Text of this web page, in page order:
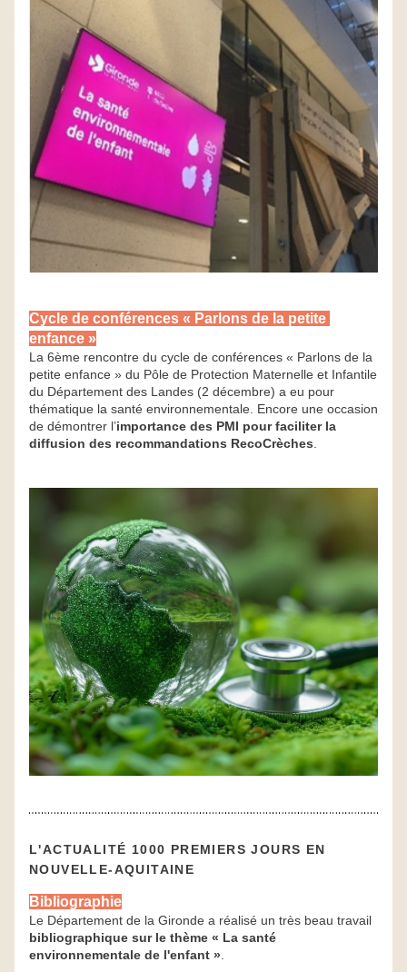
Cycle de conférences « Parlons de la petite
enfance »
La 6ème rencontre du cycle de conférences « Parlons de la
petite enfance » du Pôle de Protection Maternelle et Infantile
du Département des Landes (2 décembre) a eu pour
thématique la santé environnementale. Encore une occasion
de démontrer l’importance des PMI pour faciliter la
diffusion des recommandations RecoCrèches
L'ACTUALITÉ 1000 PREMIERS JOURS EN
NOUVELLE-AQUITAINE
Bibliographie
bibliographique sur le thème « La santé
environnementale de l'enfant »